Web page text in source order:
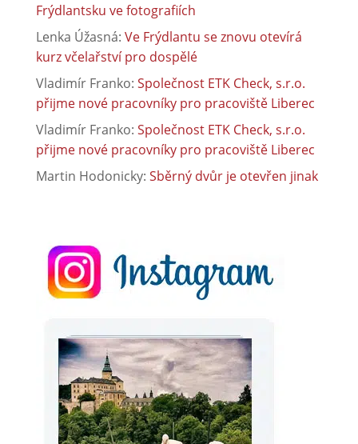
Frýdlantsku ve fotografiích
Lenka Úžasná: Ve Frýdlantu se znovu otevírá
kurz včelařství pro dospělé
Vladimír Franko: Společnost ETK Check, s.r.o.
přijme nové pracovníky pro pracoviště Liberec
Vladimír Franko: Společnost ETK Check, s.r.o.
přijme nové pracovníky pro pracoviště Liberec
Martin Hodonicky: Sběrný dvůr je otevřen jinak